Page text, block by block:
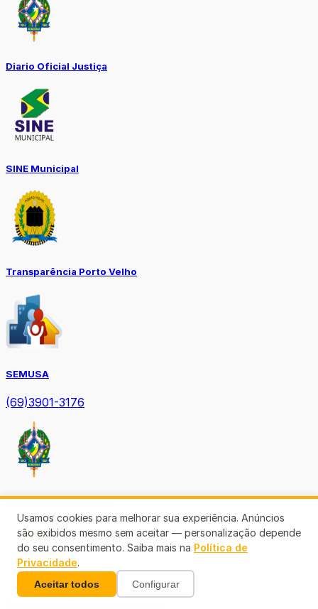
Diario Oficial Justiça
SINE Municipal
Transparência Porto Velho
SEMUSA
(69)3901-3176
Diário Oficial TCE-RO
Usamos cookies para melhorar sua experiência. Anúncios
são exibidos mesmo sem aceitar — personalização depende
do seu consentimento. Saiba mais na Política de
Privacidade.
Aceitar todos Configurar